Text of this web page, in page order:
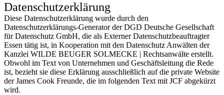
Datenschutzerklärung
Diese Datenschutzerklärung wurde durch den
Datenschutzerklärungs-Generator der DGD Deutsche Gesellschaft
für Datenschutz GmbH, die als Externer Datenschutzbeauftragter
Essen tätig ist, in Kooperation mit den Datenschutz Anwälten der
Kanzlei WILDE BEUGER SOLMECKE | Rechtsanwälte erstellt.
Obwohl im Text von Unternehmen und Geschäftsleitung die Rede
ist, bezieht sie diese Erklärung ausschließlich auf die private Website
der James Cook Freunde, die im folgenden Text mit JCF abgekürzt
wird.